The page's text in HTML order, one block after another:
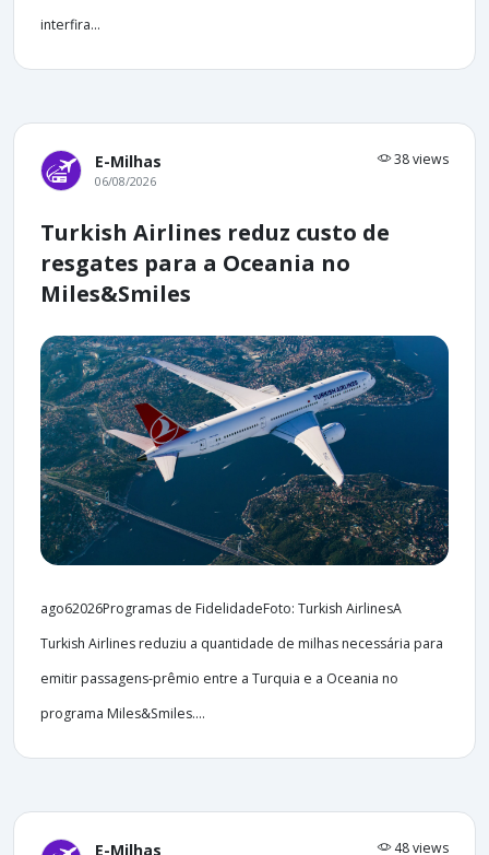
interfira...
E-Milhas 38 views
06/08/2026
Turkish Airlines reduz custo de
resgates para a Oceania no
Miles&Smiles
ago62026Programas de FidelidadeFoto: Turkish AirlinesA
Turkish Airlines reduziu a quantidade de milhas necessária para
emitir passagens-prêmio entre a Turquia e a Oceania no
programa Miles&Smiles....
E-Milhas 48 views